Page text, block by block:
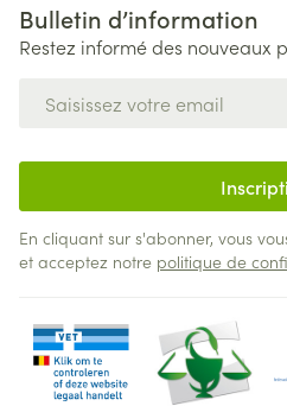
Bulletin d’information
Restez informé des nouveaux
En cliquant sur s'abonner, vous
et acceptez notre politique de